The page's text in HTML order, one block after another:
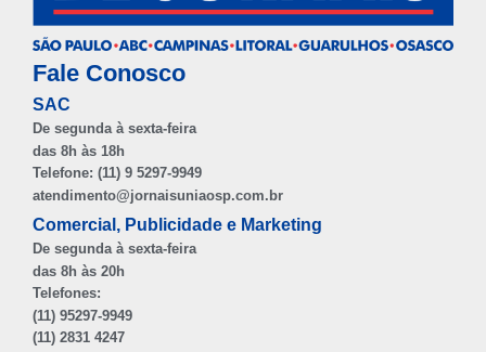
Fale Conosco
SAC
De segunda à sexta-feira
das 8h às 18h
Telefone: (11) 9 5297-9949
atendimento@jornaisuniaosp.com.br
Comercial, Publicidade e Marketing
De segunda à sexta-feira
das 8h às 20h
Telefones:
(11) 95297-9949
(11) 2831 4247